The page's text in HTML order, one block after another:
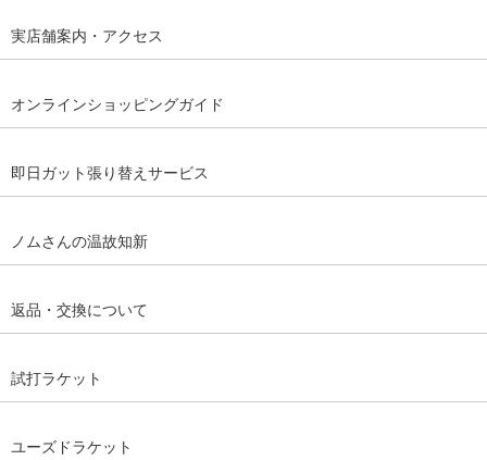
実店舗案内・アクセス
オンラインショッピングガイド
即日ガット張り替えサービス
ノムさんの温故知新
返品・交換について
試打ラケット
ユーズドラケット